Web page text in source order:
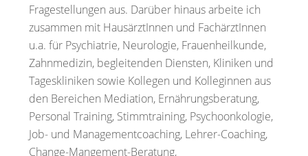
Fragestellungen aus. Darüber hinaus arbeite ich
zusammen mit HausärztInnen und FachärztInnen
u.a. für Psychiatrie, Neurologie, Frauenheilkunde,
Zahnmedizin, begleitenden Diensten, Kliniken und
Tageskliniken sowie Kollegen und Kolleginnen aus
den Bereichen Mediation, Ernährungsberatung,
Personal Training, Stimmtraining, Psychoonkologie,
Job- und Managementcoaching, Lehrer-Coaching,
Change-Mangement-Beratung,